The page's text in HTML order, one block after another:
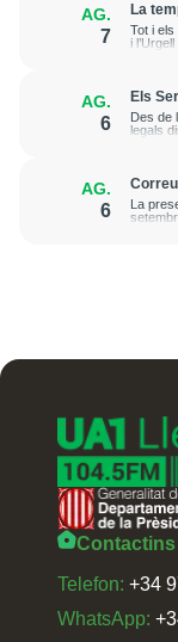
AG.
7
La
a 7
Tot i
i
AG.
6
Els
Des de
legals
AG.
6
la
La
Contactins
Telefon: +34
WhatsApp: